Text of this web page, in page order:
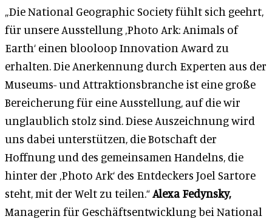
„Die National Geographic Society fühlt sich geehrt,
für unsere Ausstellung ‚Photo Ark: Animals of
Earth‘ einen blooloop Innovation Award zu
erhalten. Die Anerkennung durch Experten aus der
Museums- und Attraktionsbranche ist eine große
Bereicherung für eine Ausstellung, auf die wir
unglaublich stolz sind. Diese Auszeichnung wird
uns dabei unterstützen, die Botschaft der
Hoffnung und des gemeinsamen Handelns, die
hinter der ‚Photo Ark‘ des Entdeckers Joel Sartore
steht, mit der Welt zu teilen.“Alexa Fedynsky,
Managerin für Geschäftsentwicklung bei National